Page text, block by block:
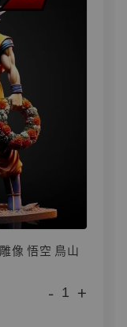
像 悟空 鳥山
- +